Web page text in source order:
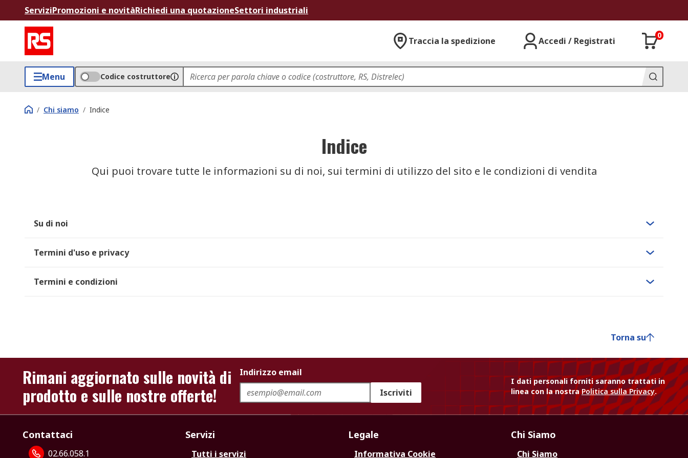
ServiziPromozioni e novitàRichiedi una quotazioneSettori industriali
Traccia la spedizione Accedi / Registrati
0
Menu Codice costruttore
/ Chi siamo / Indice
Indice
Qui puoi trovare tutte le informazioni su di noi, sui termini di utilizzo del sito e le condizioni di vendita
Su di noi
Termini d'uso e privacy
Termini e condizioni
Torna su
Rimani aggiornato sulle novità di
prodotto e sulle nostre offerte!
Indirizzo email
Iscriviti
I dati personali forniti saranno trattati in
linea con la nostraPolitica sulla Privacy.
Contattaci
02.66.058.1
Servizi
Tutti i servizi
Legale
Informativa Cookie
Chi Siamo
Chi Siamo